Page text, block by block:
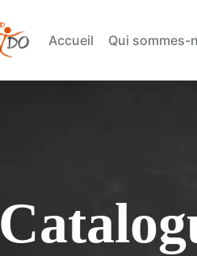
Accueil Qui sommes-